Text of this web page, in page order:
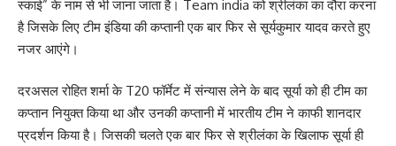
स्काई” के नाम से भी जाना जाता है। Team india को श्रीलंका का दौरा करना
है जिसके लिए टीम इंडिया की कप्तानी एक बार फिर से सूर्यकुमार यादव करते हुए
नजर आएंगे।
दरअसल रोहित शर्मा के T20 फॉर्मेट में संन्यास लेने के बाद सूर्या को ही टीम का
कप्तान नियुक्त किया था और उनकी कप्तानी में भारतीय टीम ने काफी शानदार
प्रदर्शन किया है। जिसकी चलते एक बार फिर से श्रीलंका के खिलाफ सूर्या ही